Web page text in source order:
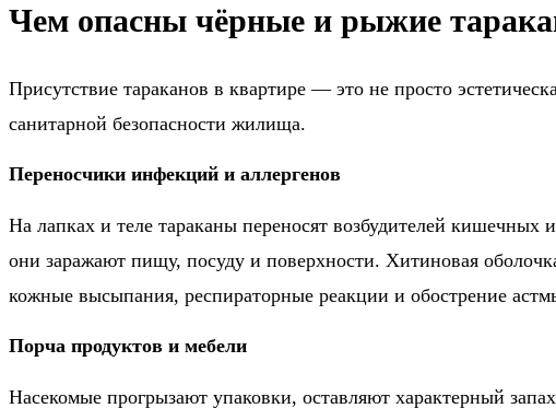
Чем опасны чёрные и рыжие
Присутствие тараканов в квартире — это не просто
санитарной безопасности жилища.
Переносчики инфекций и аллергенов
На лапках и теле тараканы переносят возбудителей
они заражают пищу, посуду и поверхности. Хитиновая
кожные высыпания, респираторные реакции и обострение
Порча продуктов и мебели
Насекомые прогрызают упаковки, оставляют характерный